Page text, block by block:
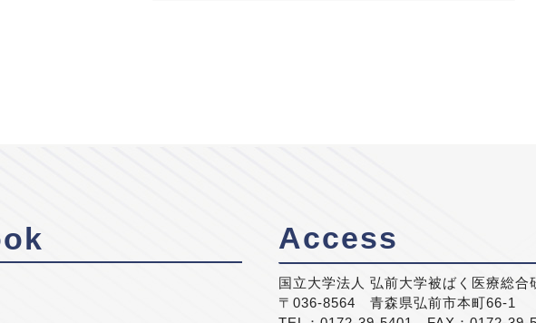
Access
国立大学法人 弘前大学被ばく医療総合
〒036-8564 青森県弘前市本町66-1